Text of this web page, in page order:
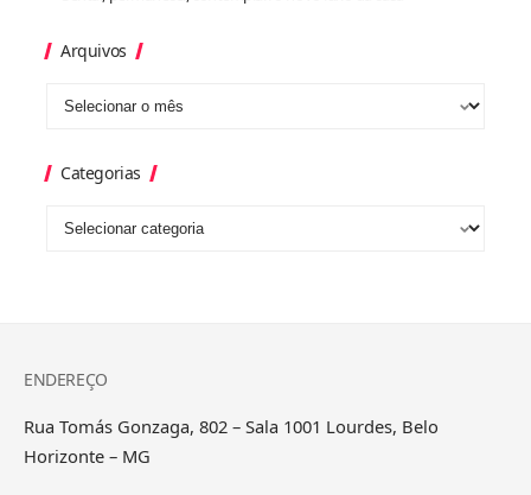
Arquivos
Categorias
ENDEREÇO
Rua Tomás Gonzaga, 802 – Sala 1001 Lourdes, Belo
Horizonte – MG